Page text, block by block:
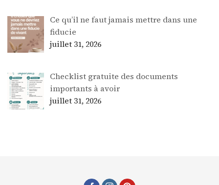
Ce qu’il ne faut jamais mettre dans une
fiducie
juillet 31, 2026
Checklist gratuite des documents
importants à avoir
juillet 31, 2026